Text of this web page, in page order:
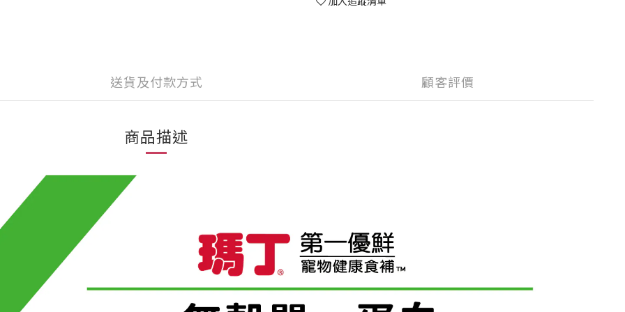
送貨及付款方式 顧客評價
商品描述